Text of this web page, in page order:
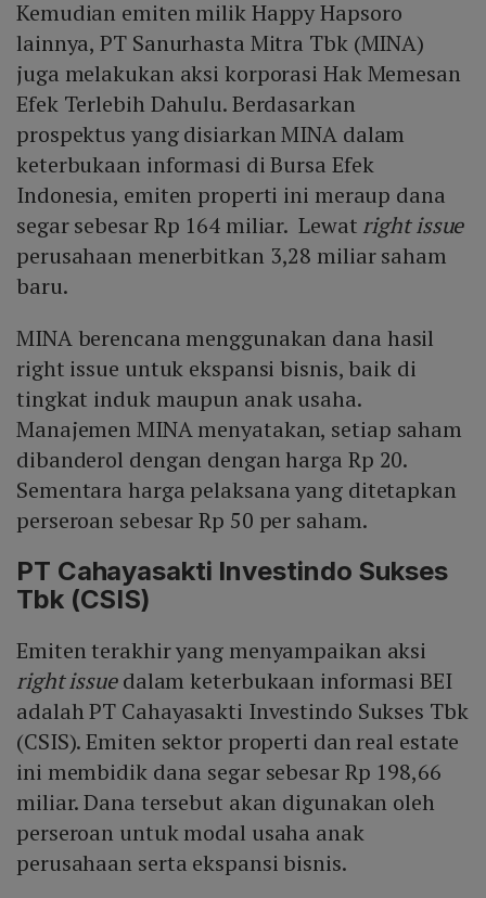
Kemudian emiten milik Happy Hapsoro
lainnya, PT Sanurhasta Mitra Tbk (MINA)
juga melakukan aksi korporasi Hak Memesan
Efek Terlebih Dahulu. Berdasarkan
prospektus yang disiarkan MINA dalam
keterbukaan informasi di Bursa Efek
Indonesia, emiten properti ini meraup dana
segar sebesar Rp 164 miliar. Lewat right issue
perusahaan menerbitkan 3,28 miliar saham
baru.
MINA berencana menggunakan dana hasil
right issue untuk ekspansi bisnis, baik di
tingkat induk maupun anak usaha.
Manajemen MINA menyatakan, setiap saham
dibanderol dengan dengan harga Rp 20.
Sementara harga pelaksana yang ditetapkan
perseroan sebesar Rp 50 per saham.
PT Cahayasakti Investindo Sukses
Tbk (CSIS)
Emiten terakhir yang menyampaikan aksi
right issuedalam keterbukaan informasi BEI
adalah PT Cahayasakti Investindo Sukses Tbk
(CSIS). Emiten sektor properti dan real estate
ini membidik dana segar sebesar Rp 198,66
miliar. Dana tersebut akan digunakan oleh
perseroan untuk modal usaha anak
perusahaan serta ekspansi bisnis.